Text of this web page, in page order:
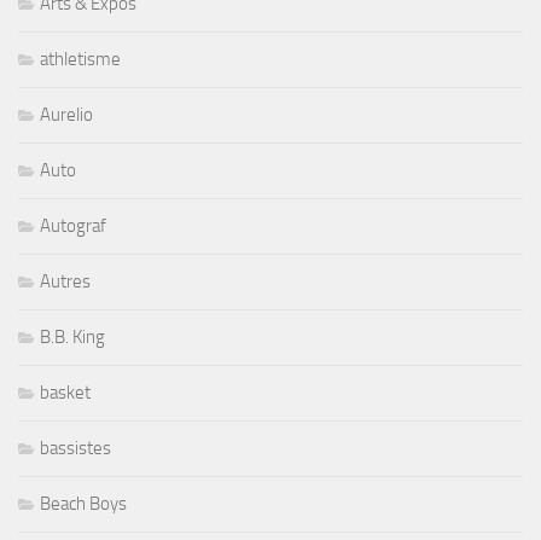
athletisme
Aurelio
Auto
Autograf
Autres
B.B. King
basket
bassistes
Beach Boys